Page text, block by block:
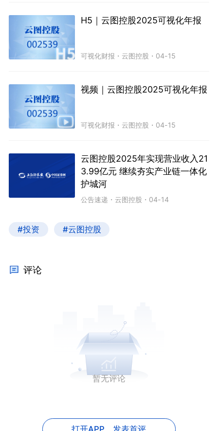
H5｜云图控股2025可视化年报
可视化财报 ・ 云图控股 ・ 04-15
视频｜云图控股2025可视化年报
可视化财报 ・ 云图控股 ・ 04-15
云图控股2025年实现营业收入21
3.99亿元 继续夯实产业链一体化
护城河
公告速递 ・ 云图控股 ・ 04-14
#投资 #云图控股
评论
暂无评论
打开APP， 发表首评